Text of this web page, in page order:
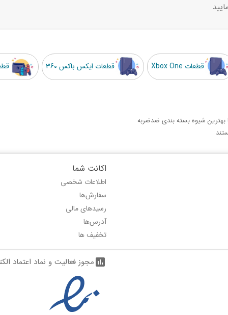
قطعات Xbox One قطعات ایکس باکس 360
بهترین شیوه بسته بندی ضدضربه
اکانت شما
اطلاعات شخصی
سفارش‌ها
رسیدهای مالی
آدرس‌ها
تخفیف ها
assessmentمجوز فعالیت و نماد اعتماد